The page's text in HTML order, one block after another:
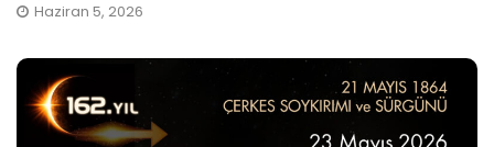
Haziran 5, 2026